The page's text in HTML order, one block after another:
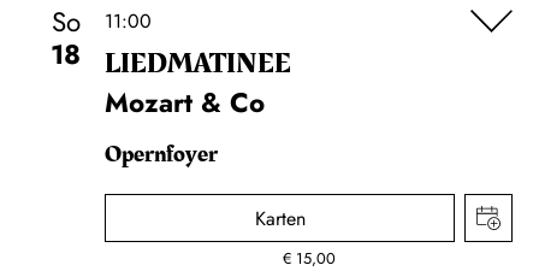
So
18
11:00
LIEDMATINEE
Mozart & Co
Opernfoyer
Karten
€ 15,00